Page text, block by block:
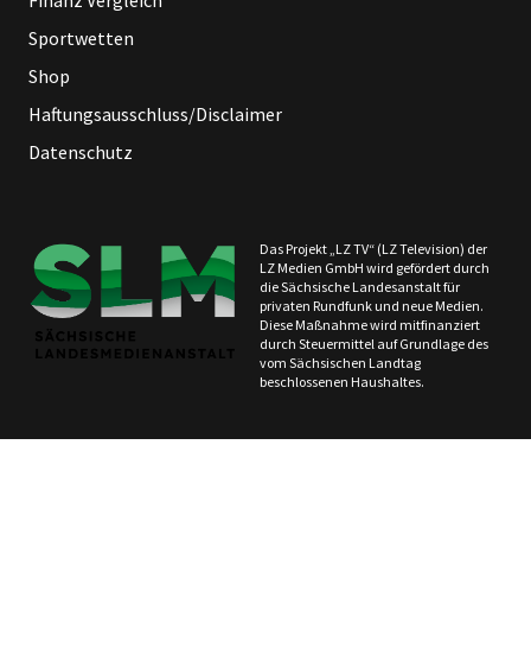
Sportwetten
Shop
Haftungsausschluss/Disclaimer
Datenschutz
Das Projekt „LZ TV“ (LZ Television) der
LZ Medien GmbH wird gefördert durch
die Sächsische Landesanstalt für
privaten Rundfunk und neue Medien.
Diese Maßnahme wird mitfinanziert
durch Steuermittel auf Grundlage des
vom Sächsischen Landtag
beschlossenen Haushaltes.